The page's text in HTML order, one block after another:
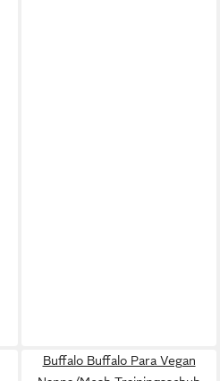
Buffalo Buffalo Para Vegan